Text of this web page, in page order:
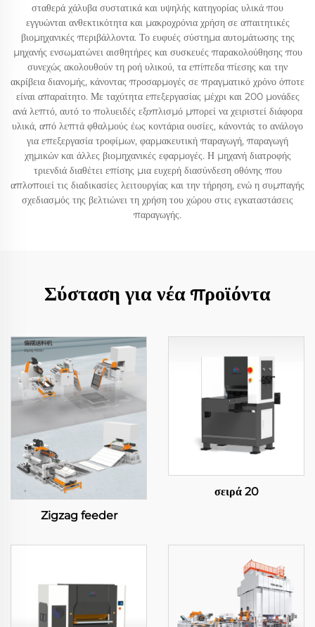
σταθερά χάλυβα συστατικά και υψηλής κατηγορίας υλικά που
εγγυώνται ανθεκτικότητα και μακροχρόνια χρήση σε απαιτητικές
βιομηχανικές περιβάλλοντα. Το ευφυές σύστημα αυτομάτωσης της
μηχανής ενσωματώνει αισθητήρες και συσκευές παρακολούθησης που
συνεχώς ακολουθούν τη ροή υλικού, τα επίπεδα πίεσης και την
ακρίβεια διανομής, κάνοντας προσαρμογές σε πραγματικό χρόνο όποτε
είναι απαραίτητο. Με ταχύτητα επεξεργασίας μέχρι και 200 μονάδες
ανά λεπτό, αυτό το πολυειδές εξοπλισμό μπορεί να χειριστεί διάφορα
υλικά, από λεπτά φθαλμούς έως κοντάρια ουσίες, κάνοντάς το ανάλογο
για επεξεργασία τροφίμων, φαρμακευτική παραγωγή, παραγωγή
χημικών και άλλες βιομηχανικές εφαρμογές. Η μηχανή διατροφής
τριενδιά διαθέτει επίσης μια ευχερή διασύνδεση οθόνης που
απλοποιεί τις διαδικασίες λειτουργίας και την τήρηση, ενώ η συμπαγής
σχεδιασμός της βελτιώνει τη χρήση του χώρου στις εγκαταστάσεις
παραγωγής.
Σύσταση για νέα προϊόντα
Zigzag feeder
σειρά 20